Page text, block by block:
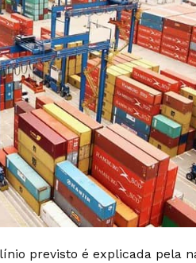
previsto é explicada pela